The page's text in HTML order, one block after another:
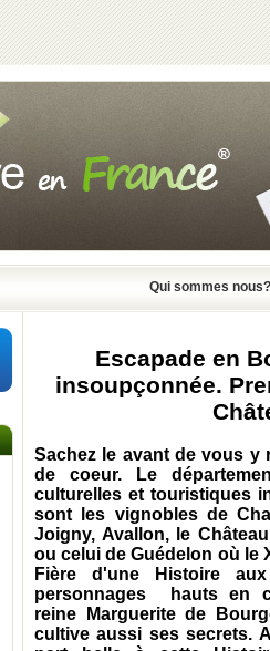
Qui sommes nous?
Escapade en
insoupçonnée.
Sachez le avant de vous
de coeur. Le
culturelles et touristiques
sont les vignobles de
Joigny, Avallon, le
ou celui de Guédelon où le
Fière d'une Histoire
personnages hauts en
reine Marguerite de
cultive aussi ses secrets.